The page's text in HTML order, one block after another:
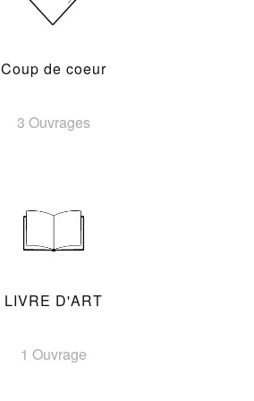
Coup de coeur
3 Ouvrages
LIVRE D'ART
1 Ouvrage